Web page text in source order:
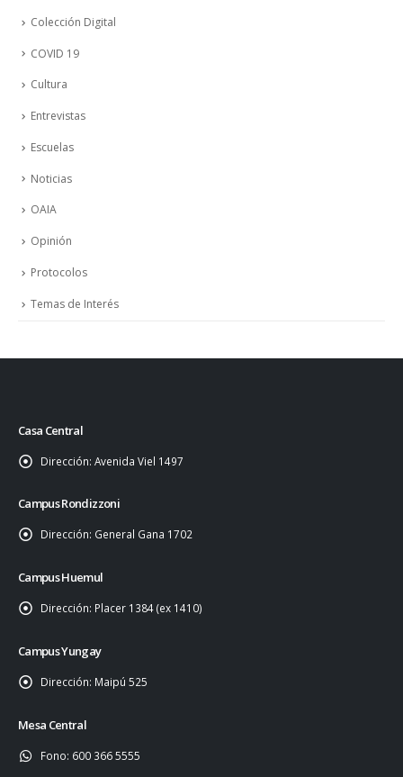
Colección Digital
COVID 19
Cultura
Entrevistas
Escuelas
Noticias
OAIA
Opinión
Protocolos
Temas de Interés
Casa Central
Dirección: Avenida Viel 1497
Campus Rondizzoni
Dirección: General Gana 1702
Campus Huemul
Dirección: Placer 1384 (ex 1410)
Campus Yungay
Dirección: Maipú 525
Mesa Central
Fono: 600 366 5555